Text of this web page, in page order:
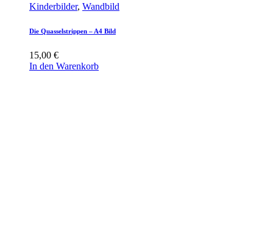
Kinderbilder, Wandbild
Die Quasselstrippen – A4 Bild
15,00 €
In den Warenkorb